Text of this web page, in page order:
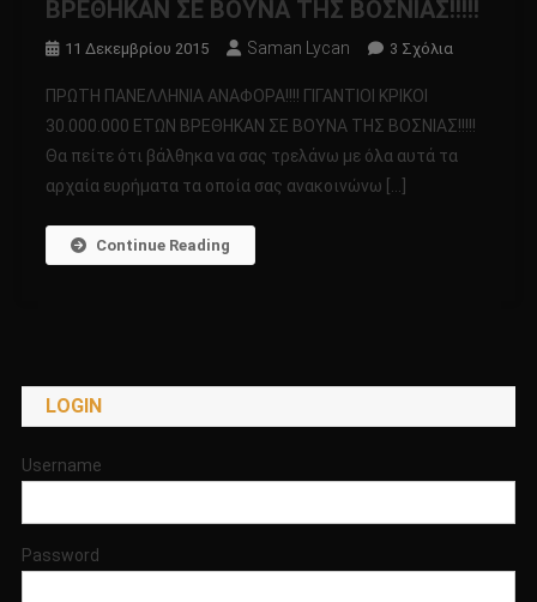
ΒΡΕΘΗΚΑΝ ΣΕ ΒΟΥΝΑ ΤΗΣ ΒΟΣΝΙΑΣ!!!!!
11 Δεκεμβρίου 2015 Saman Lycan 3 ΣχόλιαΣτο
ΑΝΑΦΟΡΑ!!!!
ΓΙΓΑΝΤΙΟΙ
ΠΡΩΤΗ ΠΑΝΕΛΛΗΝΙΑ ΑΝΑΦΟΡΑ!!!! ΓΙΓΑΝΤΙΟΙ ΚΡΙΚΟΙ
30.000.000 ΕΤΩΝ ΒΡΕΘΗΚΑΝ ΣΕ ΒΟΥΝΑ ΤΗΣ ΒΟΣΝΙΑΣ!!!!!
Θα πείτε ότι βάλθηκα να σας τρελάνω με όλα αυτά τα
αρχαία ευρήματα τα οποία σας ανακοινώνω […]
Continue Reading
LOGIN
Username
Password